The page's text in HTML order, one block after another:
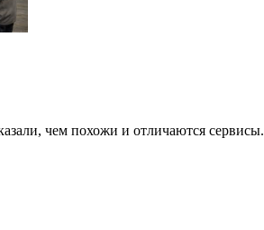
чем похожи и отличаются сервисы.